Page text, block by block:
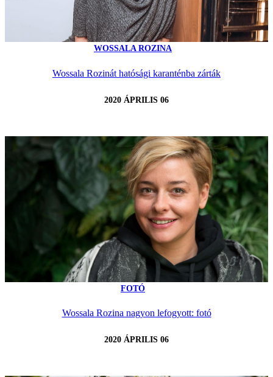
WOSSALA ROZINA
Wossala Rozinát hatósági karanténba zárták
2020 ÁPRILIS 06
FOTÓ
Wossala Rozina nagyon lefogyott: fotó
2020 ÁPRILIS 06